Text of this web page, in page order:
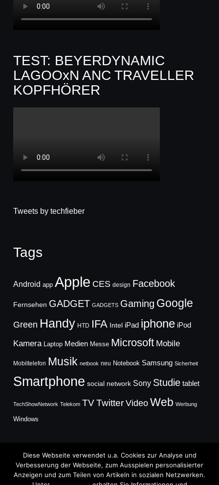
TEST: BEYERDYNAMIC
LAGOOxN ANC TRAVELLER
KOPFHÖRER
Tweets by techfieber
Tags
Android app Apple CES design Facebook
Fernsehen GADGET GADGETS Gaming Google
Green Handy HTD IFA Intel iPad iphone iPod
Kamera Laptop Medien Messe Microsoft Mobile
Mobiltelefon Musik netbook neu Notebook Samsung Sicherheit
Smartphone social network Sony Studie tablet
TechShowNetwork Telekom TVTwitter Video Web Werbung
Windows
Copyright © 2026
Diese Webseite verwendet u.a. Cookies zur Analyse und
Verbesserung der Webseite, zum Ausspielen personalisierter
Anzeigen und zum Teilen von Artikeln in sozialen Netzwerken.